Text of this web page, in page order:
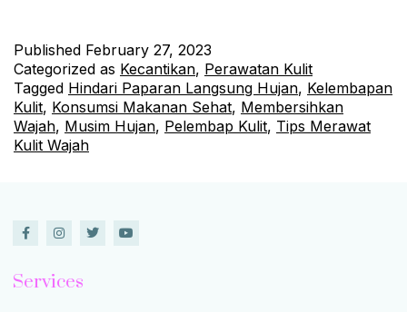
Published February 27, 2023
Categorized as Kecantikan, Perawatan Kulit
Tagged Hindari Paparan Langsung Hujan, Kelembapan
Kulit, Konsumsi Makanan Sehat, Membersihkan
Wajah, Musim Hujan, Pelembap Kulit, Tips Merawat
Kulit Wajah
Services